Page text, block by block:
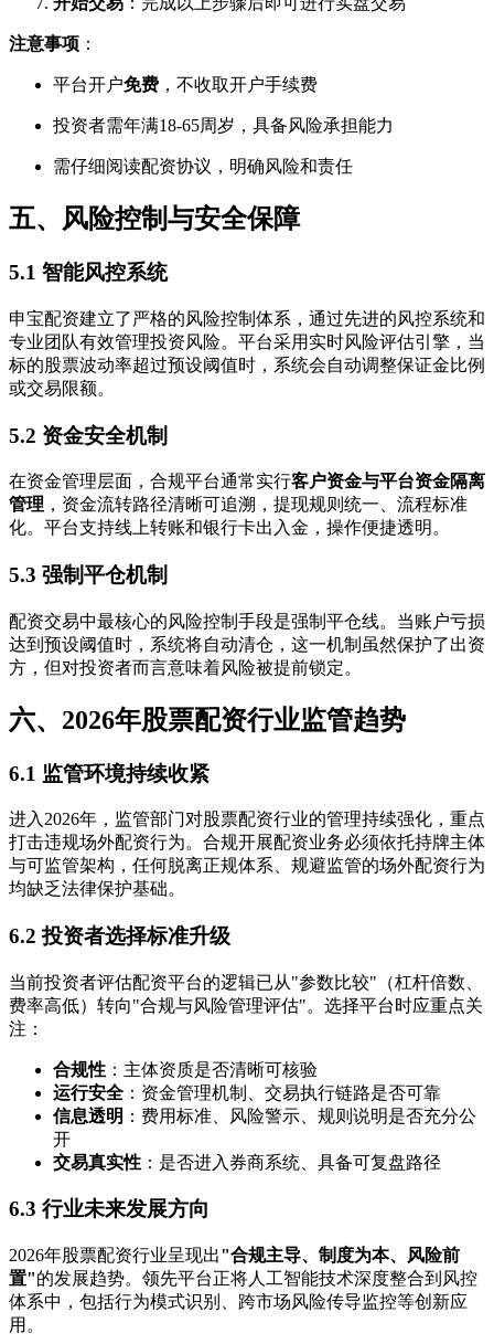
注意事项 ：
平台开户免费 ，不收取开户手续费
投资者需年满18-65周岁，具备风险承担能力
需仔细阅读配资协议，明确风险和责任
五、风险控制与安全保障
5.1 智能风控系统
申宝配资建立了严格的风险控制体系，通过先进的风控系统和
专业团队有效管理投资风险。平台采用实时风险评估引擎，当
标的股票波动率超过预设阈值时，系统会自动调整保证金比例
或交易限额。
5.2 资金安全机制
在资金管理层面，合规平台通常实行客户资金与平台资金隔离
管理 ，资金流转路径清晰可追溯，提现规则统一、流程标准
化。平台支持线上转账和银行卡出入金，操作便捷透明。
5.3 强制平仓机制
配资交易中最核心的风险控制手段是强制平仓线。当账户亏损
达到预设阈值时，系统将自动清仓，这一机制虽然保护了出资
方，但对投资者而言意味着风险被提前锁定。
六、2026年股票配资行业监管趋势
6.1 监管环境持续收紧
进入2026年，监管部门对股票配资行业的管理持续强化，重点
打击违规场外配资行为。合规开展配资业务必须依托持牌主体
与可监管架构，任何脱离正规体系、规避监管的场外配资行为
均缺乏法律保护基础。
6.2 投资者选择标准升级
当前投资者评估配资平台的逻辑已从"参数比较"（杠杆倍数、
费率高低）转向"合规与风险管理评估"。选择平台时应重点关
注：
合规性 ：主体资质是否清晰可核验
运行安全 ：资金管理机制、交易执行链路是否可靠
信息透明 ：费用标准、风险警示、规则说明是否充分公
开
交易真实性 ：是否进入券商系统、具备可复盘路径
6.3 行业未来发展方向
2026年股票配资行业呈现出"合规主导、制度为本、风险前
置"的发展趋势。领先平台正将人工智能技术深度整合到风控
体系中，包括行为模式识别、跨市场风险传导监控等创新应
用。